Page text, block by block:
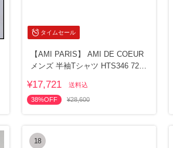
タイムセール
【AMI PARIS】 AMI DE COEUR
メンズ 半袖Tシャツ HTS346 724
¥17,721 送料込
38%OFF ¥28,600
18